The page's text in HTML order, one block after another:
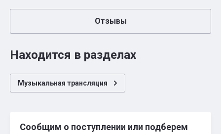
Отзывы
Находится в разделах
Музыкальная трансляция
Сообщим о поступлении или подберем